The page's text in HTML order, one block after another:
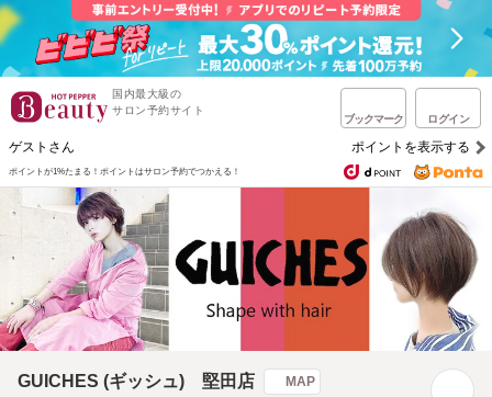
国内最大級の
サロン予約サイト
ブックマーク ログイン
ゲストさん ポイントを表示する
ポイントが1%たまる！ ポイントはサロン予約でつかえる！
GUICHES (ギッシュ) 堅田店 MAP